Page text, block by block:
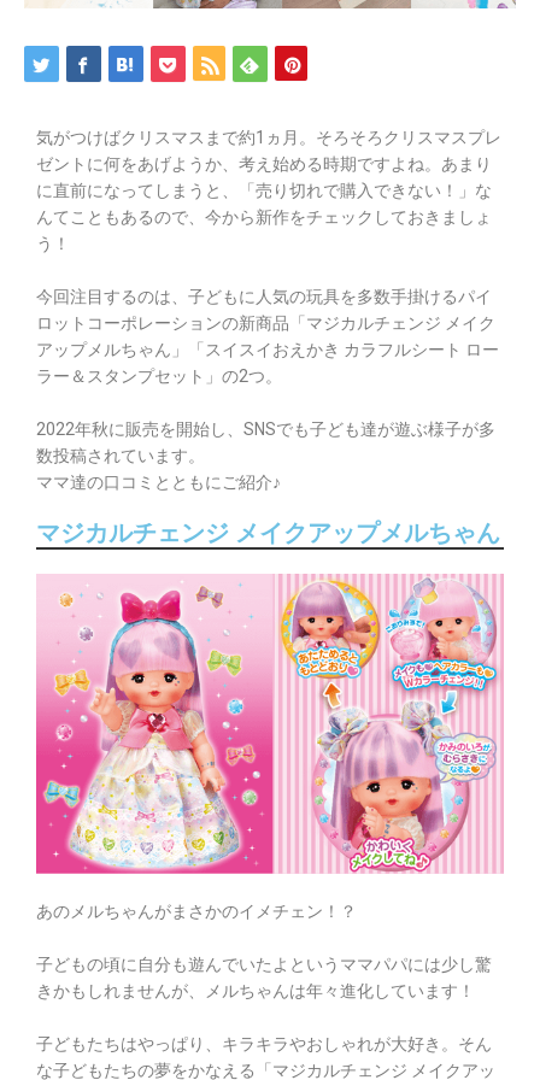
気がつけばクリスマスまで約1ヵ月。そろそろクリスマスプレ
ゼントに何をあげようか、考え始める時期ですよね。あまり
に直前になってしまうと、「売り切れで購入できない！」な
んてこともあるので、今から新作をチェックしておきましょ
う！
今回注目するのは、子どもに人気の玩具を多数手掛けるパイ
ロットコーポレーションの新商品「マジカルチェンジ メイク
アップメルちゃん」「スイスイおえかき カラフルシート ロー
ラー＆スタンプセット」の2つ。
2022年秋に販売を開始し、SNSでも子ども達が遊ぶ様子が多
数投稿されています。
ママ達の口コミとともにご紹介♪
マジカルチェンジ メイクアップメルちゃん
あのメルちゃんがまさかのイメチェン！？
子どもの頃に自分も遊んでいたよというママパパには少し驚
きかもしれませんが、メルちゃんは年々進化しています！
子どもたちはやっぱり、キラキラやおしゃれが大好き。そん
な子どもたちの夢をかなえる「マジカルチェンジ メイクアッ